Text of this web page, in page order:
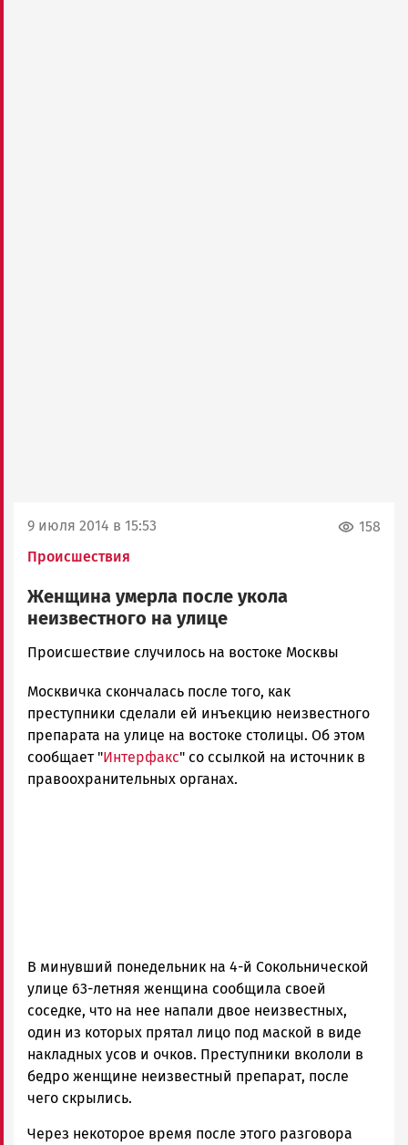
9 июля 2014 в 15:53
Происшествия
158
Женщина умерла после укола
неизвестного на улице
admintimur
Петрозаводска
и
Карелии
|
Петрозаводск
ГОВОРИТ
Происшествие случилось на востоке Москвы
Москвичка скончалась после того, как
преступники сделали ей инъекцию неизвестного
препарата на улице на востоке столицы. Об этом
сообщает "Интерфакс" со ссылкой на источник в
правоохранительных органах.
В минувший понедельник на 4-й Сокольнической
улице 63-летняя женщина сообщила своей
соседке, что на нее напали двое неизвестных,
один из которых прятал лицо под маской в виде
накладных усов и очков. Преступники вкололи в
бедро женщине неизвестный препарат, после
чего скрылись.
Через некоторое время после этого разговора